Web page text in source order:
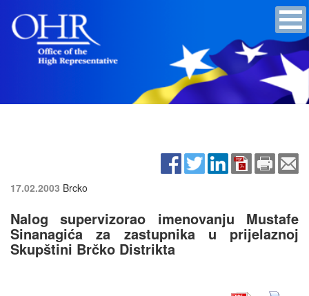
17.02.2003 Brcko
Nalog supervizorao imenovanju Mustafe
Sinanagića za zastupnika u prijelaznoj
Skupštini Brčko Distrikta